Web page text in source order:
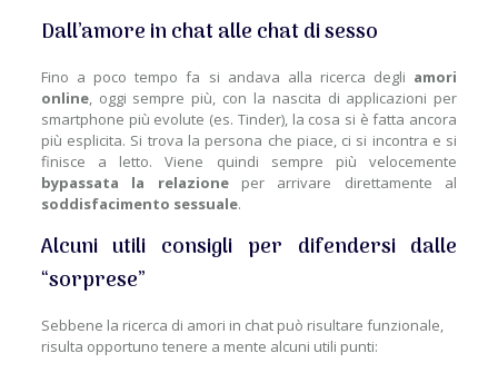
Dall’amore in chat alle chat di sesso
Fino a poco tempo fa si andava alla ricerca degli amori
online, oggi sempre più, con la nascita di applicazioni per
smartphone più evolute (es. Tinder), la cosa si è fatta ancora
più esplicita. Si trova la persona che piace, ci si incontra e si
finisce a letto. Viene quindi sempre più velocemente
bypassata la relazioneper arrivare direttamente al
soddisfacimento sessuale.
Alcuni utili consigli per difendersi dalle
“sorprese”
Sebbene la ricerca di amori in chat può risultare funzionale,
risulta opportuno tenere a mente alcuni utili punti: